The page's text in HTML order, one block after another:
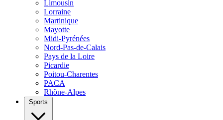
Limousin
Lorraine
Martinique
Mayotte
Midi-Pyrénées
Nord-Pas-de-Calais
Pays de la Loire
Picardie
Poitou-Charentes
PACA
Rhône-Alpes
Sports